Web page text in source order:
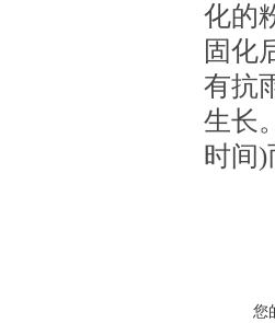
化的
固化
有抗
生长
时间
您